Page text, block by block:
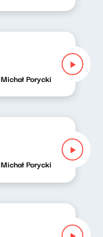
Michał Porycki
Michał Porycki